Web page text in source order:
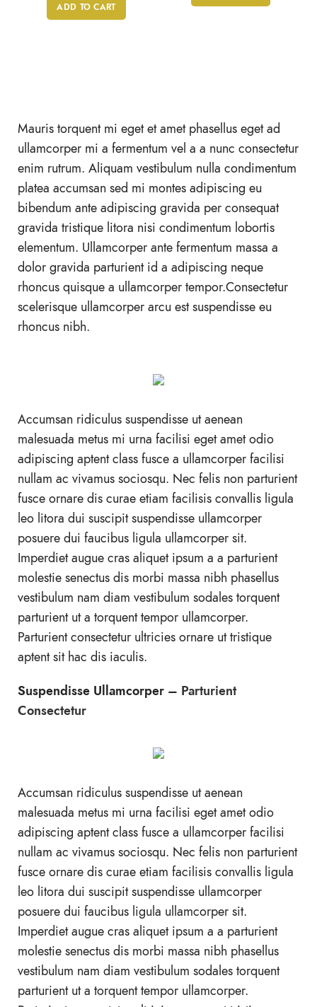
ADD TO CART
Mauris torquent mi eget et amet phasellus eget ad
ullamcorper mi a fermentum vel a a nunc consectetur
enim rutrum. Aliquam vestibulum nulla condimentum
platea accumsan sed mi montes adipiscing eu
bibendum ante adipiscing gravida per consequat
gravida tristique litora nisi condimentum lobortis
elementum. Ullamcorper ante fermentum massa a
dolor gravida parturient id a adipiscing neque
rhoncus quisque a ullamcorper tempor.Consectetur
scelerisque ullamcorper arcu est suspendisse eu
rhoncus nibh.
Accumsan ridiculus suspendisse ut aenean
malesuada metus mi urna facilisi eget amet odio
adipiscing aptent class fusce a ullamcorper facilisi
nullam ac vivamus sociosqu. Nec felis non parturient
fusce ornare dis curae etiam facilisis convallis ligula
leo litora dui suscipit suspendisse ullamcorper
posuere dui faucibus ligula ullamcorper sit.
Imperdiet augue cras aliquet ipsum a a parturient
molestie senectus dis morbi massa nibh phasellus
vestibulum nam diam vestibulum sodales torquent
parturient ut a torquent tempor ullamcorper.
Parturient consectetur ultricies ornare ut tristique
aptent sit hac dis iaculis.
Suspendisse Ullamcorper – Parturient
Consectetur
Accumsan ridiculus suspendisse ut aenean
malesuada metus mi urna facilisi eget amet odio
adipiscing aptent class fusce a ullamcorper facilisi
nullam ac vivamus sociosqu. Nec felis non parturient
fusce ornare dis curae etiam facilisis convallis ligula
leo litora dui suscipit suspendisse ullamcorper
posuere dui faucibus ligula ullamcorper sit.
Imperdiet augue cras aliquet ipsum a a parturient
molestie senectus dis morbi massa nibh phasellus
vestibulum nam diam vestibulum sodales torquent
parturient ut a torquent tempor ullamcorper.